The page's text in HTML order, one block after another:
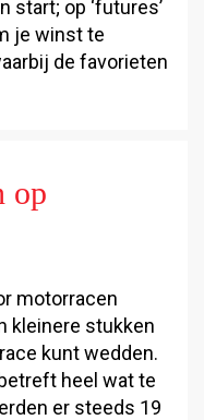
start; op ‘futures’
je winst te
de favorieten
op
motorracen
kleinere stukken
kunt wedden.
heel wat te
er steeds 19